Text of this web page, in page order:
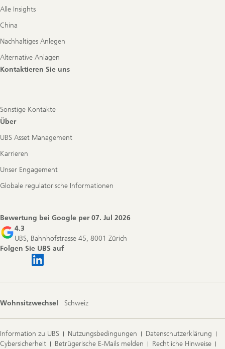
Alle Insights
China
Nachhaltiges Anlegen
Alternative Anlagen
Kontaktieren Sie uns
Sonstige Kontakte
Über
UBS Asset Management
Karrieren
Unser Engagement
Globale regulatorische Informationen
Bewertung bei Google per07. Jul 2026
4.3
UBS, Bahnhofstrasse 45, 8001 Zürich
Folgen Sie UBS auf
Wohnsitzwechsel Schweiz
Information zu UBS Nutzungsbedingungen
Datenschutzerklärung
Cybersicherheit
Betrügerische E-Mails melden Rechtliche Hinweise